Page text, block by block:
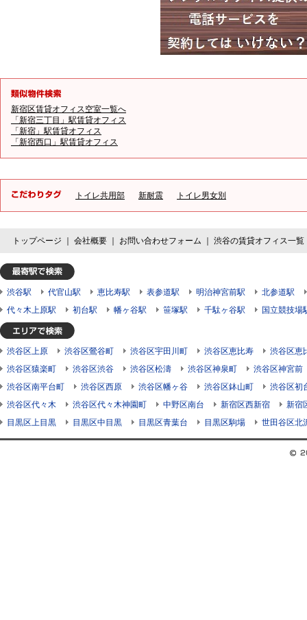
新宿区賃貸オフィス空室一覧へ
「新宿三丁目」駅賃貸オフィス
「新宿」駅賃貸オフィス
「新宿西口」駅賃貸オフィス
トイレ共用部 新耐震 トイレ男女別
トップページ 会社概要 お問い合わせフォーム 渋谷の賃貸オフィス一覧
渋谷駅 代官山駅 恵比寿駅 表参道駅 明治神宮前駅
北参道駅
代々木上原駅
初台駅 幡ヶ谷駅 笹塚駅 千駄ヶ谷駅 国立競技場
渋谷区上原 渋谷区鶯谷町 渋谷区宇田川町 渋谷区恵比寿
渋谷区恵
渋谷区猿楽町
渋谷区渋谷 渋谷区松濤 渋谷区神泉町
渋谷区神宮前
渋谷区南平台町
渋谷区西原 渋谷区幡ヶ谷 渋谷区鉢山町
渋谷区初
渋谷区代々木
渋谷区代々木神園町 中野区南台 新宿区西新宿
新宿
目黒区上目黒
目黒区中目黒 目黒区青葉台 目黒区駒場 世田谷区北